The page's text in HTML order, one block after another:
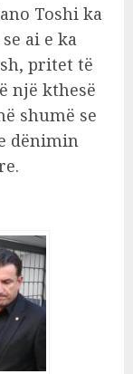
Toshi ka
ai e ka
pritet të
një kthesë
shumë se
dënimin